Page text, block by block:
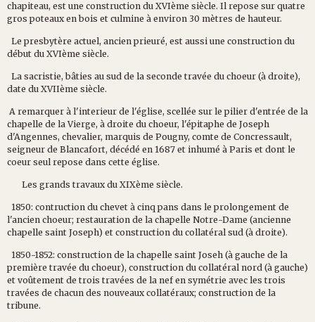
chapiteau, est une construction du XVIème siècle. Il repose sur quatre
gros poteaux en bois et culmine à environ 30 mètres de hauteur.
Le presbytère actuel, ancien prieuré, est aussi une construction du
début du XVIème siècle.
La sacristie, bâties au sud de la seconde travée du choeur (à droite),
date du XVIIème siècle.
A remarquer à l'interieur de l'église, scellée sur le pilier d'entrée de la
chapelle de la Vierge, à droite du choeur, l'épitaphe de Joseph
d'Angennes, chevalier, marquis de Pougny, comte de Concressault,
seigneur de Blancafort, décédé en 1687 et inhumé à Paris et dont le
coeur seul repose dans cette église.
Les grands travaux du XIXème siècle.
1850: contruction du chevet à cinq pans dans le prolongement de
l'ancien choeur; restauration de la chapelle Notre-Dame (ancienne
chapelle saint Joseph) et construction du collatéral sud (à droite).
1850-1852: construction de la chapelle saint Joseh (à gauche de la
première travée du choeur), construction du collatéral nord (à gauche)
et voûtement de trois travées de la nef en symétrie avec les trois
travées de chacun des nouveaux collatéraux; construction de la
tribune.